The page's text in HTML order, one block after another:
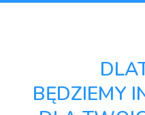
BĘDZIEMY